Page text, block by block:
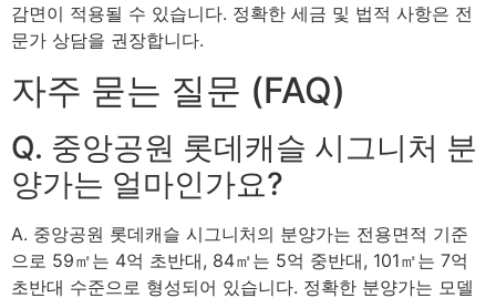
감면이 적용될 수 있습니다. 정확한 세금 및 법적 사항은 전
문가 상담을 권장합니다.
자주 묻는 질문 (FAQ)
Q. 중앙공원 롯데캐슬 시그니처 분
양가는 얼마인가요?
A. 중앙공원 롯데캐슬 시그니처의 분양가는 전용면적 기준
으로 59㎡는 4억 초반대, 84㎡는 5억 중반대, 101㎡는 7억
초반대 수준으로 형성되어 있습니다. 정확한 분양가는 모델